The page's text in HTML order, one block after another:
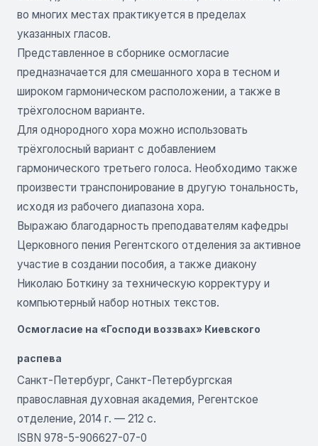
во многих местах практикуется в пределах
указанных гласов.
Представленное в сборнике осмогласие
предназначается для смешанного хора в тесном и
широком гармоническом расположении, а также в
трёхголосном варианте.
Для однородного хора можно использовать
трёхголосный вариант с добавлением
гармонического третьего голоса. Необходимо также
произвести транспонирование в другую тональность,
исходя из рабочего диапазона хора.
Выражаю благодарность преподавателям кафедры
Церковного пения Регентского отделения за активное
участие в создании пособия, а также диакону
Николаю Боткину за техническую корректуру и
компьютерный набор нотных текстов.
Осмогласие на «Господи воззвах» Киевского
распева
Санкт-Петербург, Санкт-Петербургская
православная духовная академия, Регентское
отделение, 2014 г. — 212 с.
ISBN 978-5-906627-07-0